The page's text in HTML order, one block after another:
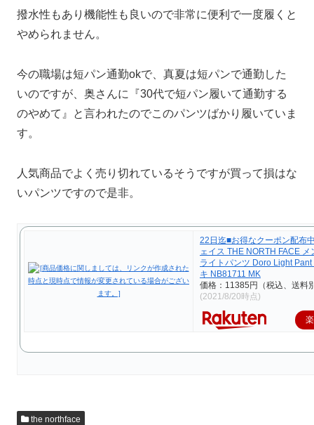
撥水性もあり機能性も良いので非常に便利で一度履くと
やめられません。
今の職場は短パン通勤okで、真夏は短パンで通勤した
いのですが、奥さんに『30代で短パン履いて通勤する
のやめて』と言われたのでこのパンツばかり履いていま
す。
人気商品でよく売り切れているそうですが買って損はな
いパンツですので是非。
22日迄■お得なクーポン配布
ェイス THE NORTH FACE メ
ライトパンツ Doro Light
キ NB81711 MK
価格：11385円（税込、送料
(2021/8/20時点)
the northface